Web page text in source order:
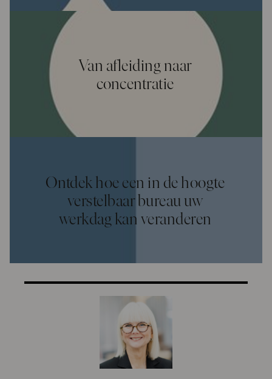
Van afleiding naar
concentratie
Ontdek hoe een in de hoogte
verstelbaar bureau uw
werkdag kan veranderen